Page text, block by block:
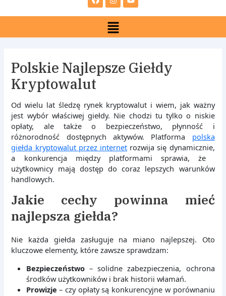
e
k
t
g
r
a
t
Menu
Polskie Najlepsze Giełdy
Kryptowalut
Od wielu lat śledzę rynek kryptowalut i wiem, jak ważny
jest wybór właściwej giełdy. Nie chodzi tu tylko o niskie
opłaty, ale także o bezpieczeństwo, płynność i
różnorodność dostępnych aktywów. Platforma polska
giełda kryptowalut przez internet rozwija się dynamicznie,
a konkurencja między platformami sprawia, że ​​
użytkownicy mają dostęp do coraz lepszych warunków
handlowych.
Jakie cechy powinna mieć
najlepsza giełda?
Nie każda giełda zasługuje na miano najlepszej. Oto
kluczowe elementy, które zawsze sprawdzam:
Bezpieczeństwo– solidne zabezpieczenia, ochrona
środków użytkowników i brak historii włamań.
Prowizje – czy opłaty są konkurencyjne w porównaniu